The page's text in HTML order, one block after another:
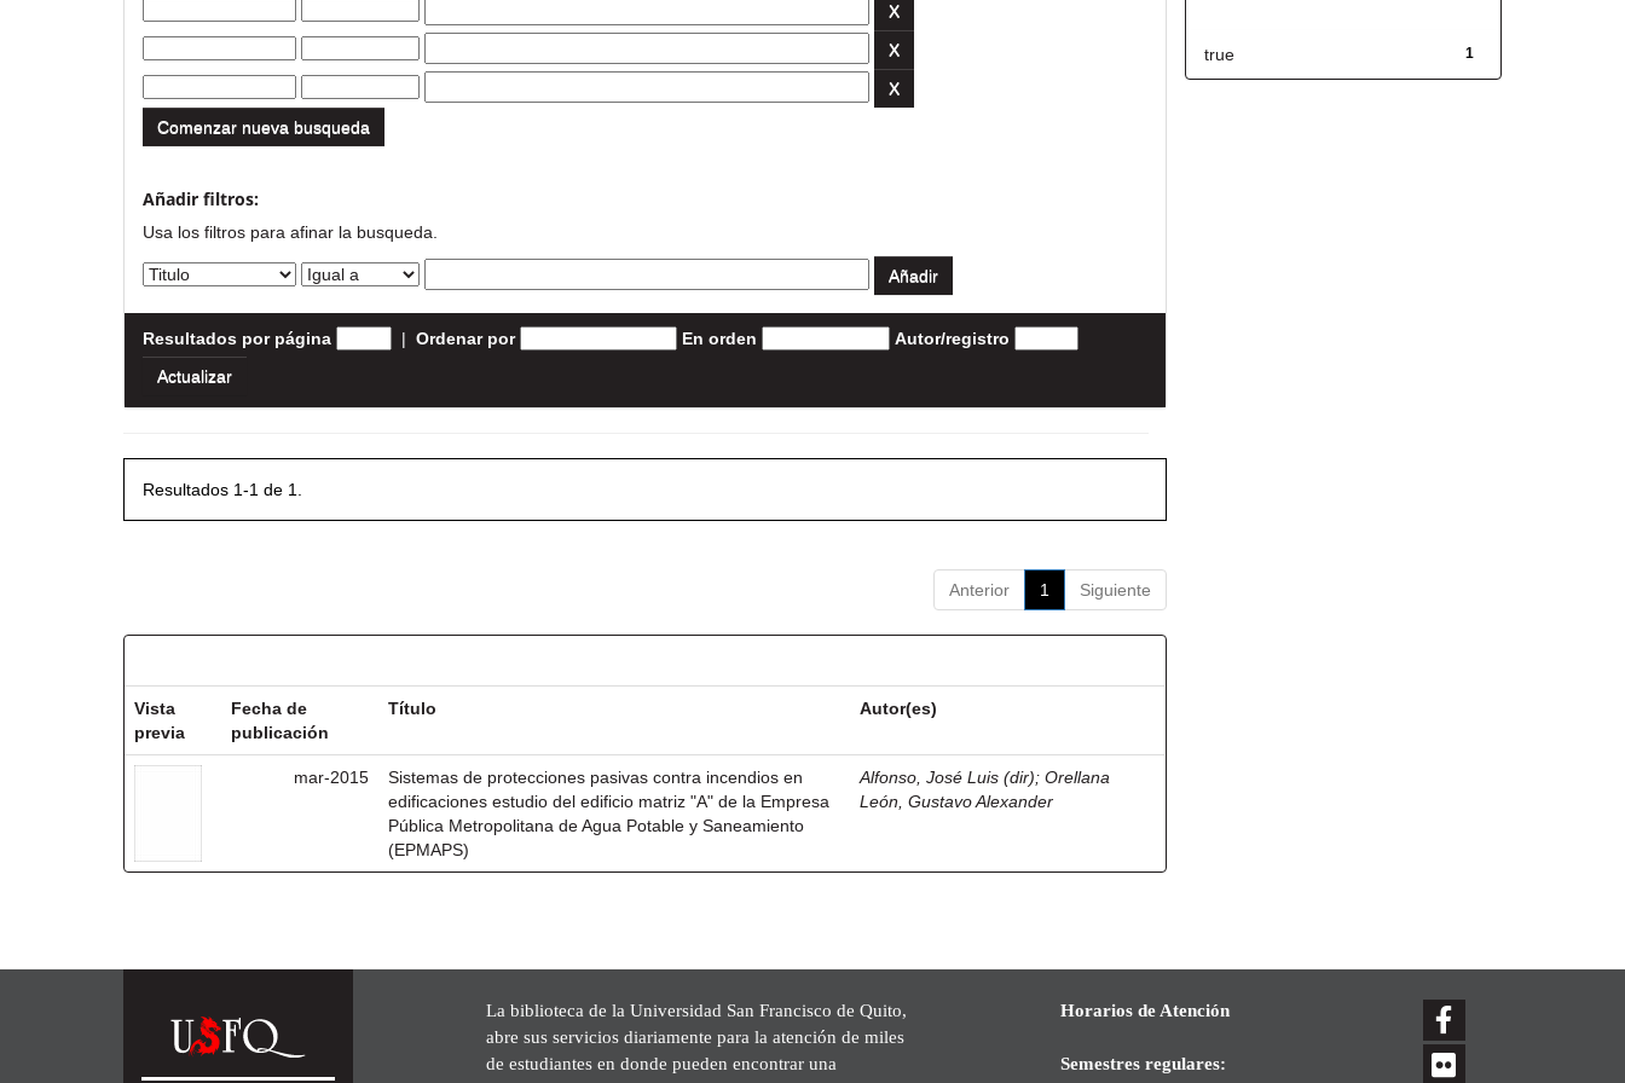
Comenzar nueva busqueda
Añadir filtros:
Usa los filtros para afinar la busqueda.
Resultados por página | Ordenar por En orden Autor/registro
Resultados 1-1 de 1.
Anterior 1 Siguiente
Vista
previa
Fecha de
publicación
Título Autor(es)
mar-2015
Sistemas de protecciones pasivas contra incendios en
edificaciones estudio del edificio matriz "A" de la Empresa
Pública Metropolitana de Agua Potable y Saneamiento
(EPMAPS)
Alfonso, José Luis (dir);Orellana
León, Gustavo Alexander
1
true
La biblioteca de la Universidad San Francisco de Quito,
abre sus servicios diariamente para la atención de miles
de estudiantes en donde pueden encontrar una
Horarios de Atención
Semestres regulares: